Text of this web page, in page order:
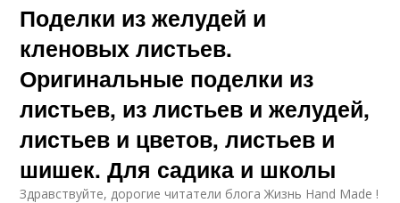
Поделки из желудей и
кленовых листьев.
Оригинальные поделки из
листьев, из листьев и желудей,
листьев и цветов, листьев и
шишек. Для садика и школы
Здравствуйте, дорогие читатели блога Жизнь Hand Made !